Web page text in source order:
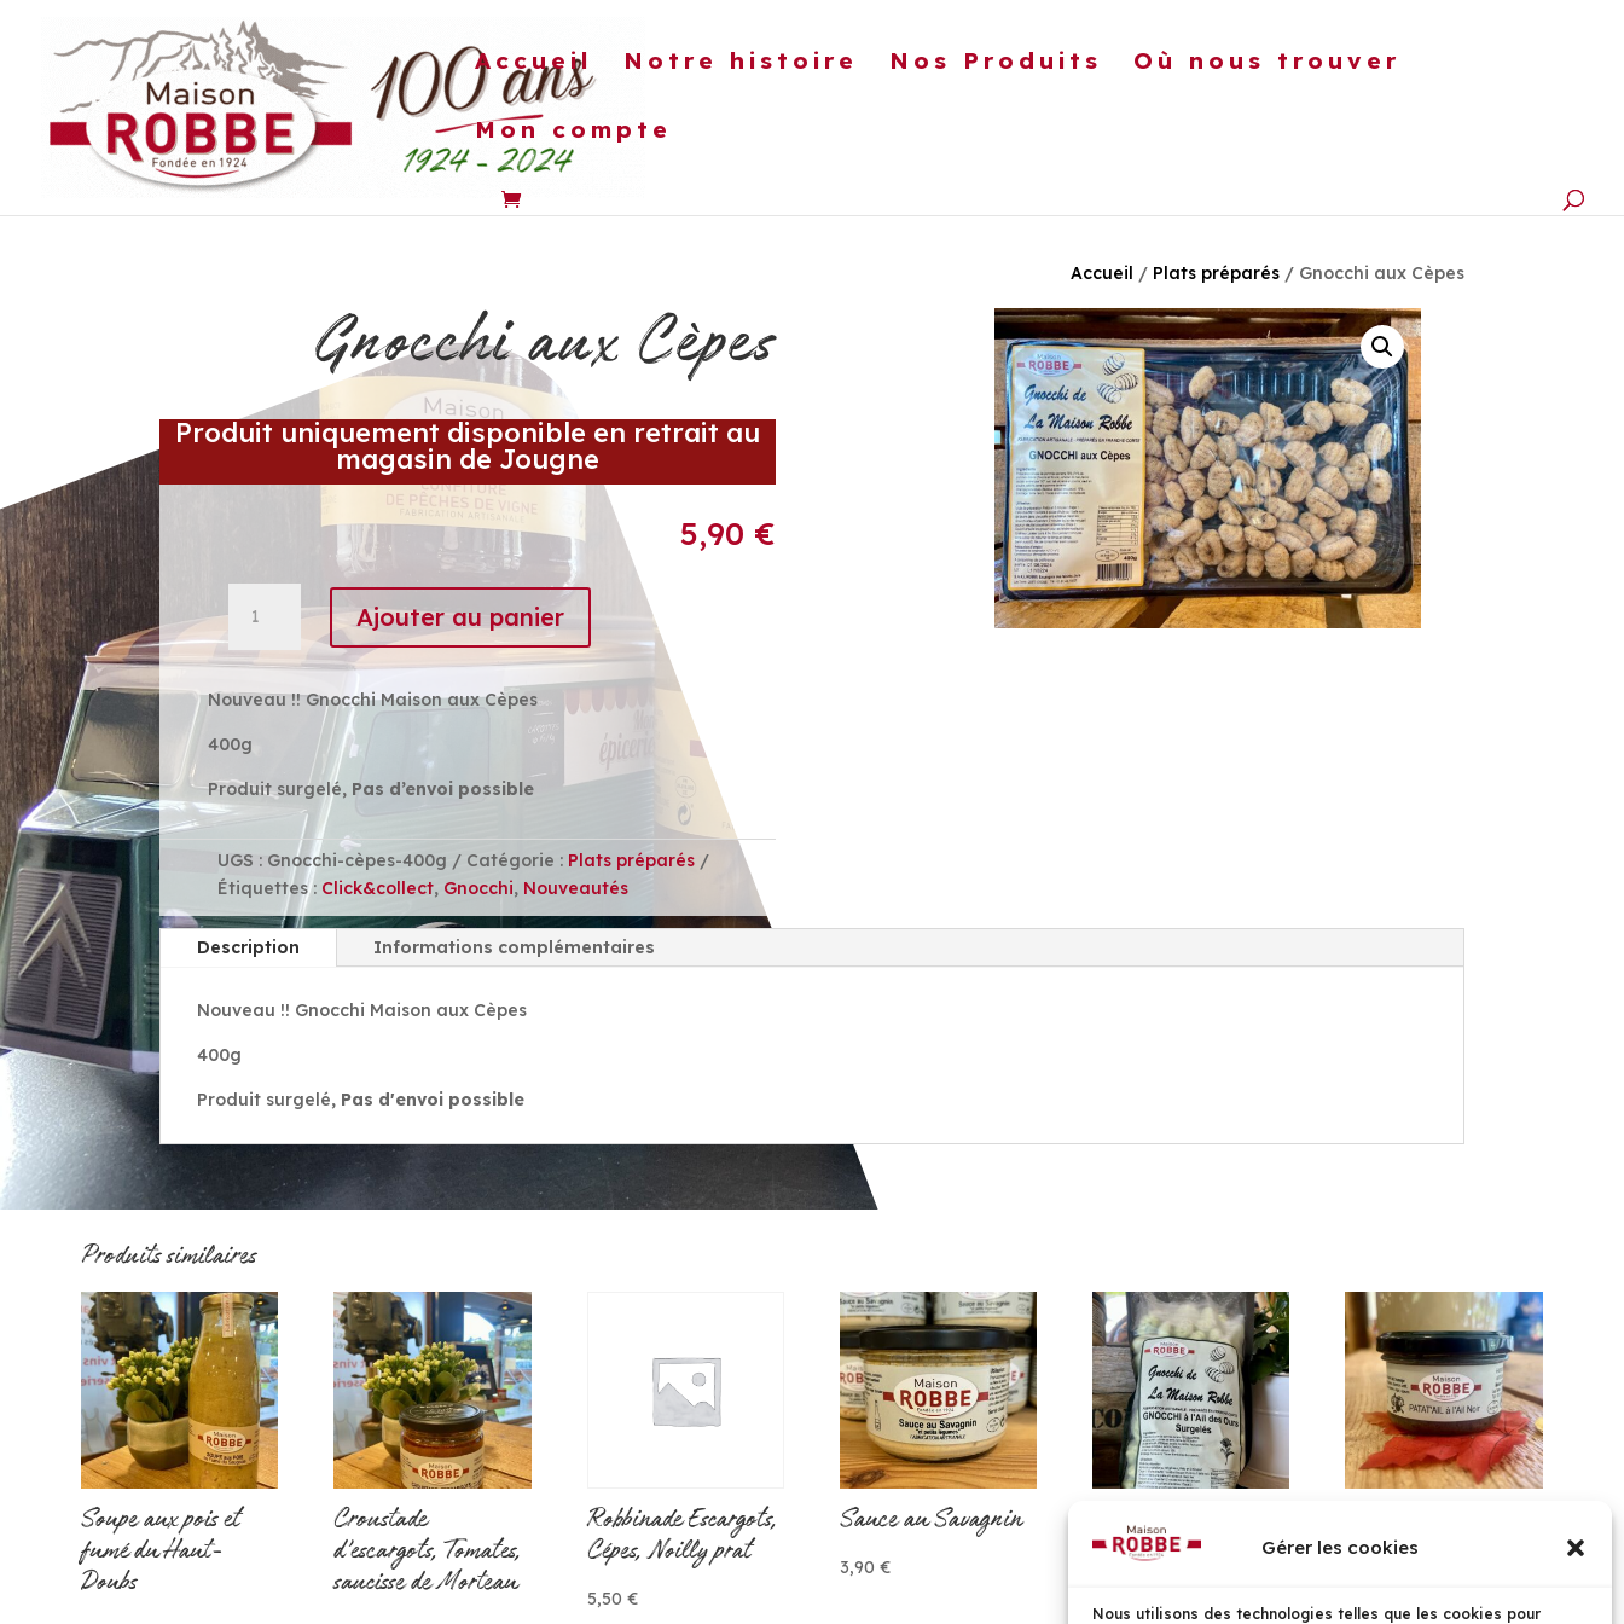
Gérer les cookies
Nous utilisons des technologies telles que les cookies pour
Accueil Notre histoire Nos Produits Où nous trouver
Mon compte
ESCARGOTS PLATS PRÉPARÉS
Accueil / Plats préparés / Gnocchi aux Cèpes
Gnocchi aux Cèpes
Produit uniquement disponible en retrait au
magasin de Jougne
5,90 €
Gnocchi
Cèpes
Ajouter au panier
Nouveau !! Gnocchi Maison aux Cèpes
400g
Produit surgelé, Pas d’envoi possible
UGS : Gnocchi-cèpes-400g Catégorie : Plats préparés
Étiquettes : Click&collect, Gnocchi, Nouveautés
Description Informations complémentaires
Nouveau !! Gnocchi Maison aux Cèpes
400g
Produit surgelé, Pas d'envoi possible
Produits similaires
Soupe aux pois et
fumé du Haut-
Doubs
Croustade
d’escargots, Tomates,
saucisse de Morteau
Robbinade Escargots,
Cépes, Noilly prat
5,50 €
Sauce au Savagnin
3,90 €
Gnocchi à l’ail des
Ours